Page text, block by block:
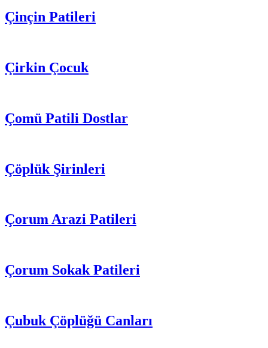
Çinçin Patileri
Çirkin Çocuk
Çomü Patili Dostlar
Çöplük Şirinleri
Çorum Arazi Patileri
Çorum Sokak Patileri
Çubuk Çöplüğü Canları